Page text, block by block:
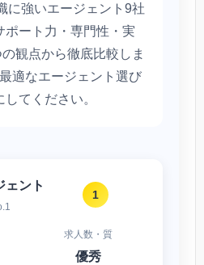
に強いエージェント9社
ポート力・専門性・実
観点から徹底比較しま
適なエージェント選び
てください。
ェント
1
求人数・質
優秀